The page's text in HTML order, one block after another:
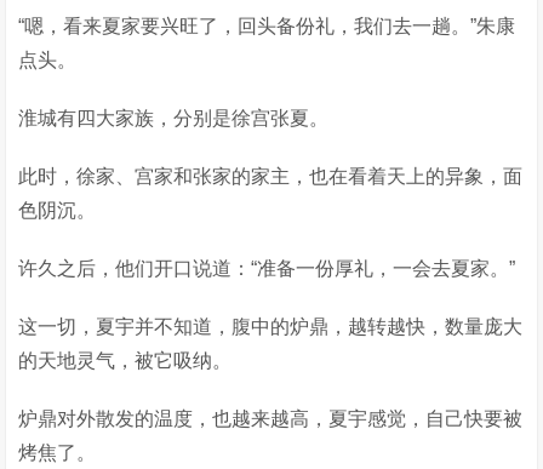
“嗯，看来夏家要兴旺了，回头备份礼，我们去一趟。”朱康
点头。
淮城有四大家族，分别是徐宫张夏。
此时，徐家、宫家和张家的家主，也在看着天上的异象，面
色阴沉。
许久之后，他们开口说道：“准备一份厚礼，一会去夏家。”
这一切，夏宇并不知道，腹中的炉鼎，越转越快，数量庞大
的天地灵气，被它吸纳。
炉鼎对外散发的温度，也越来越高，夏宇感觉，自己快要被
烤焦了。